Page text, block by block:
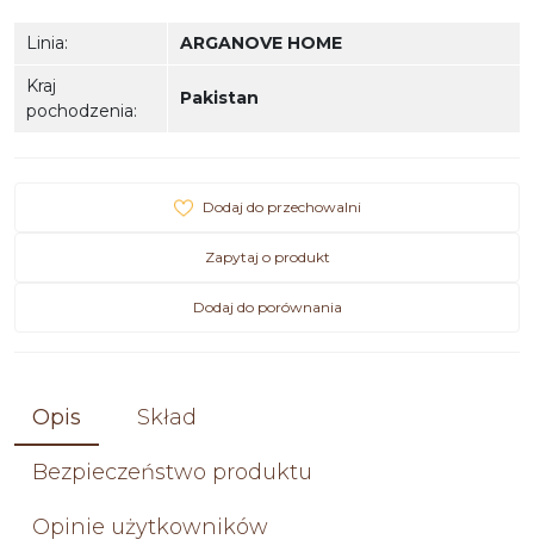
Linia:
ARGANOVE HOME
Kraj
pochodzenia:
Pakistan
Dodaj do przechowalni
Zapytaj o produkt
Dodaj do porównania
Opis Skład
Bezpieczeństwo produktu
Opinie użytkowników